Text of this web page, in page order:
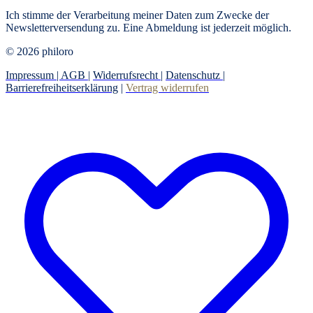
Ich stimme der Verarbeitung meiner Daten zum Zwecke der
Newsletterversendung zu. Eine Abmeldung ist jederzeit möglich.
© 2026 philoro
Impressum | AGB | Widerrufsrecht | Datenschutz |
Barrierefreiheitserklärung | Vertrag widerrufen